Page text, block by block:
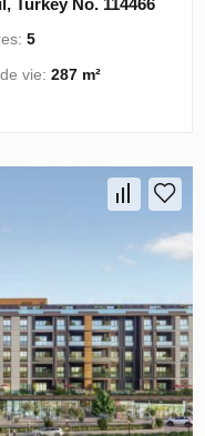
5
vie:287 m²